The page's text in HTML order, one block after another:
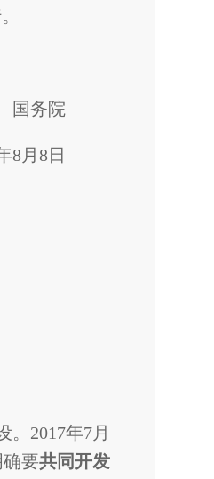
国务院
年8月8日
2017年7月
要共同开发